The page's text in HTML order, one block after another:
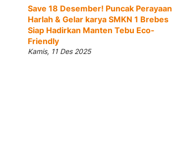
Save 18 Desember! Puncak Perayaan
Harlah & Gelar karya SMKN 1 Brebes
Siap Hadirkan Manten Tebu Eco-
Friendly
Kamis, 11 Des 2025